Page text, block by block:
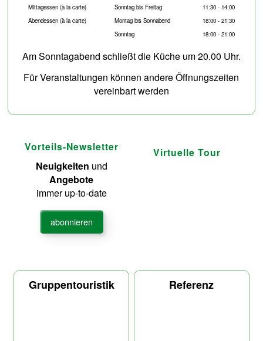
Mittagessen(à la carte)
Abendessen(à la carte)
Sonntag bis Freitag
Montag bis Sonnabend
Sonntag
11:30 - 14:00
18:00 - 21:30
18:00 - 21:00
Am Sonntagabend schließt die Küche um 20.00 Uhr.
Für Veranstaltungen können andere Öffnungszeiten
vereinbart werden
Vorteils-Newsletter
Neuigkeiten und
Angebote
immer up-to-date
abonnieren
Virtuelle Tour
Gruppentouristik Referenz